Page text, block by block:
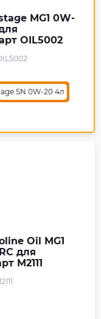
MG1 0W-
OIL5002
SN 0W-20 4л
Oil MG1
для
M2111